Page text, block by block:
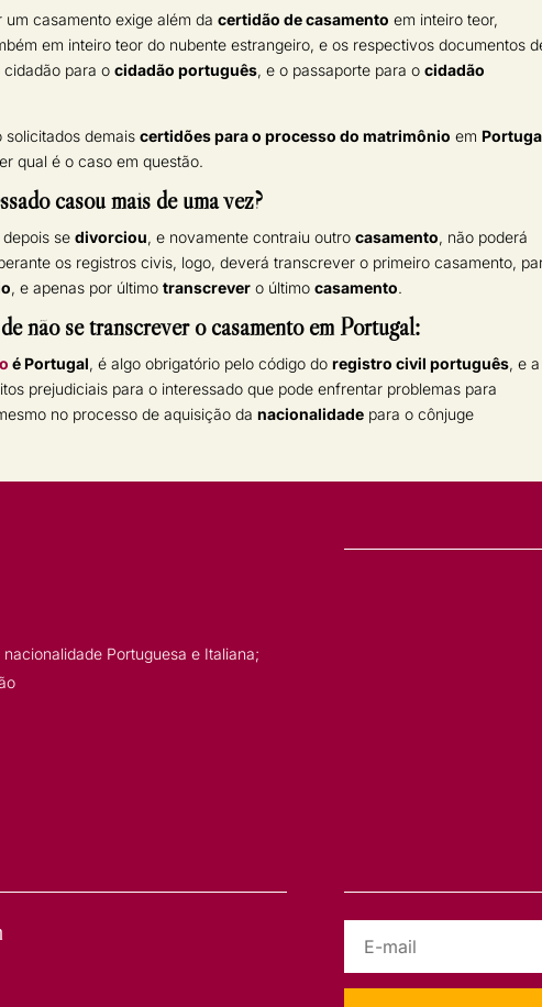
um casamento exige além dacertidão de casamento em inteiro teor,
em inteiro teor do nubente estrangeiro, e os respectivos documentos
cidadão para ocidadão português, e o passaporte para ocidadão
solicitados demaiscertidões para o processo do matrimônio em
qual é o caso em questão.
casou mais de uma vez?
depois sedivorciou, e novamente contraiu outrocasamento, não poderá
os registros civis, logo, deverá transcrever o primeiro casamento,
, e apenas por últimotranscrever o últimocasamento.
não se transcrever o casamento em Portugal:
é Portugal, é algo obrigatório pelo código doregistro civil português, e a
prejudiciais para o interessado que pode enfrentar problemas para
no processo de aquisição danacionalidade para o cônjuge
Portuguesa e Italiana;